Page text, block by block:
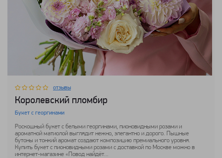
отзывы
Королевский пломбир
Букет с георгинами
Роскошный букет с белыми георгинами, пионовидными розами и
ароматной матиолой выглядит нежно, элегантно и дорого. Пышные
бутоны и тонкий аромат создают композицию премиального уровня.
Купить букет с пионовидными розами с доставкой по Москве можно в
интернет-магазине «Повод найдёт...